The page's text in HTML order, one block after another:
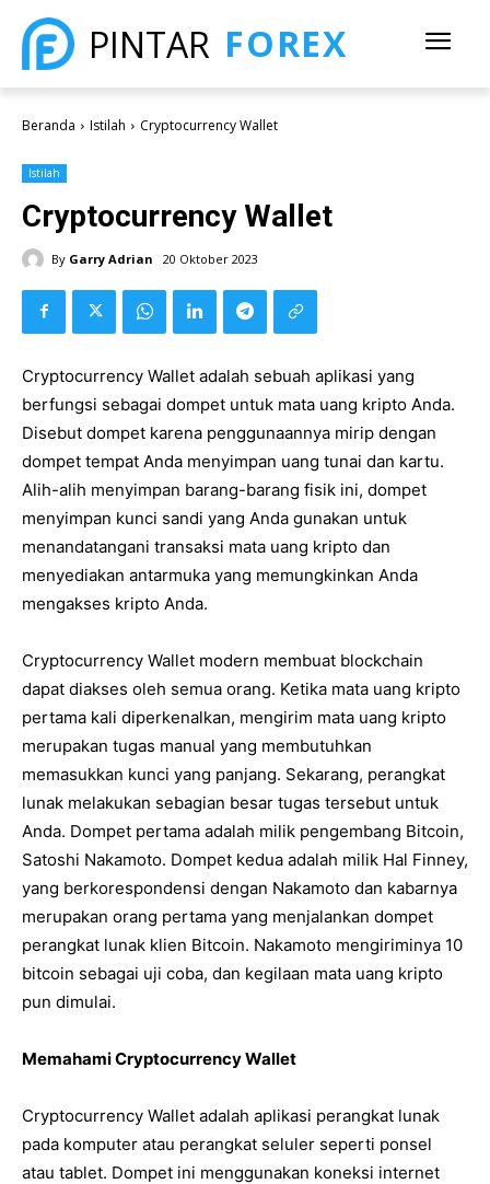
PINTAR FOREX
Beranda Istilah Cryptocurrency Wallet
Istilah
Cryptocurrency Wallet
By Garry Adrian 20 Oktober 2023
Cryptocurrency Wallet adalah sebuah aplikasi yang
berfungsi sebagai dompet untuk mata uang kripto Anda.
Disebut dompet karena penggunaannya mirip dengan
dompet tempat Anda menyimpan uang tunai dan kartu.
Alih-alih menyimpan barang-barang fisik ini, dompet
menyimpan kunci sandi yang Anda gunakan untuk
menandatangani transaksi mata uang kripto dan
menyediakan antarmuka yang memungkinkan Anda
mengakses kripto Anda.
Cryptocurrency Wallet modern membuat blockchain
dapat diakses oleh semua orang. Ketika mata uang kripto
pertama kali diperkenalkan, mengirim mata uang kripto
merupakan tugas manual yang membutuhkan
memasukkan kunci yang panjang. Sekarang, perangkat
lunak melakukan sebagian besar tugas tersebut untuk
Anda. Dompet pertama adalah milik pengembang Bitcoin,
Satoshi Nakamoto. Dompet kedua adalah milik Hal Finney,
yang berkorespondensi dengan Nakamoto dan kabarnya
merupakan orang pertama yang menjalankan dompet
perangkat lunak klien Bitcoin. Nakamoto mengiriminya 10
bitcoin sebagai uji coba, dan kegilaan mata uang kripto
pun dimulai.
Memahami Cryptocurrency Wallet
Cryptocurrency Wallet adalah aplikasi perangkat lunak
pada komputer atau perangkat seluler seperti ponsel
atau tablet. Dompet ini menggunakan koneksi internet